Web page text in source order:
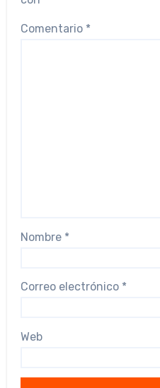
Comentario *
Nombre *
Correo electrónico *
Web